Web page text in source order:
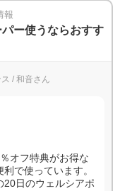
報
ー使うならおすす
/ 和音さん
オフ特典がお得な
で使っています。
20日のウェルシアポ